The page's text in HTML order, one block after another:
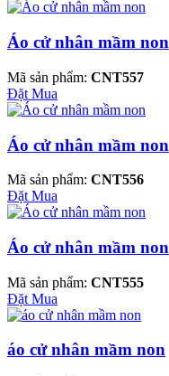
Áo cử nhân mầm non
Mã sản phẩm: CNT557
Đặt Mua
Áo cử nhân mầm non
Mã sản phẩm: CNT556
Đặt Mua
Áo cử nhân mầm non
Mã sản phẩm: CNT555
Đặt Mua
áo cử nhân mầm non